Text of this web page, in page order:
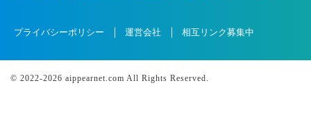
プライバシーポリシー 運営会社 相互リンク募集中
© 2022-2026 aippearnet.com All Rights Reserved.